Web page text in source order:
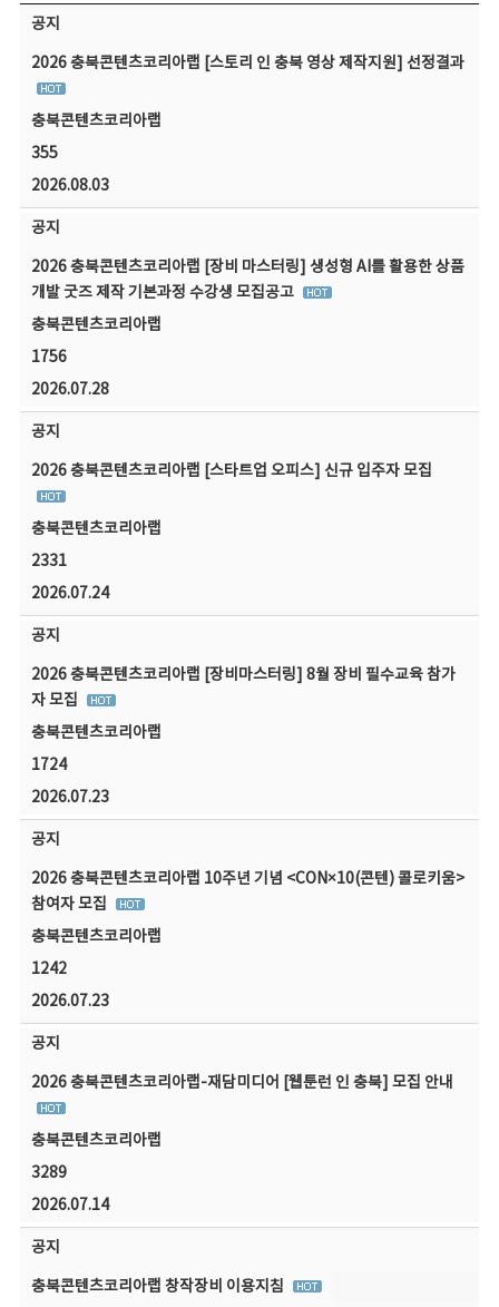
공지사항 목록 - 번호, 제목, 작성자, 파일, 조회수, 작성일 정보 제공
공지
2026 충북콘텐츠코리아랩 [스토리 인 충북 영상 제작지원] 선정결과
충북콘텐츠코리아랩
355
2026.08.03
공지
2026 충북콘텐츠코리아랩 [장비 마스터링] 생성형 AI를 활용한 상품
개발 굿즈 제작 기본과정 수강생 모집공고
충북콘텐츠코리아랩
1756
2026.07.28
공지
2026 충북콘텐츠코리아랩 [스타트업 오피스] 신규 입주자 모집
충북콘텐츠코리아랩
2331
2026.07.24
공지
2026 충북콘텐츠코리아랩 [장비마스터링] 8월 장비 필수교육 참가
자 모집
충북콘텐츠코리아랩
1724
2026.07.23
공지
2026 충북콘텐츠코리아랩 10주년 기념 <CON×10(콘텐) 콜로키움>
참여자 모집
충북콘텐츠코리아랩
1242
2026.07.23
공지
2026 충북콘텐츠코리아랩-재담미디어 [웹툰런 인 충북] 모집 안내
충북콘텐츠코리아랩
3289
2026.07.14
공지
충북콘텐츠코리아랩 창작장비 이용지침